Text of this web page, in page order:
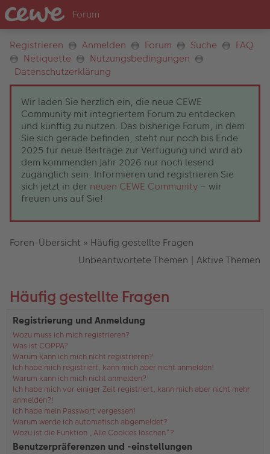
Registrieren Anmelden Forum Suche
FAQ
Netiquette
Nutzungsbedingungen
Datenschutzerklärung
Wir laden Sie herzlich ein, die neue CEWE
Community mit integriertem Forum zu entdecken
und künftig zu nutzen. Das bisherige Forum, in dem
Sie sich gerade befinden, steht nur noch bis Ende
2025 für neue Beiträge zur Verfügung und wird ab
dem kommenden Jahr 2026 nur noch lesend
zugänglich sein. Informieren und registrieren Sie
sich jetzt in der neuen CEWE Community – wir
freuen uns auf Sie!
Foren-Übersicht » Häufig gestellte Fragen
Unbeantwortete Themen | Aktive Themen
Häufig gestellte Fragen
Registrierung und Anmeldung
Wozu muss ich mich registrieren?
Was ist COPPA?
Warum kann ich mich nicht registrieren?
Ich habe mich registriert, kann mich aber nicht anmelden!
Warum kann ich mich nicht anmelden?
Ich habe mich vor einiger Zeit registriert, kann mich aber nicht mehr
anmelden?!
Ich habe mein Passwort vergessen!
Warum werde ich automatisch abgemeldet?
Wozu ist die Funktion „Alle Cookies löschen“?
Benutzerpräferenzen und -einstellungen